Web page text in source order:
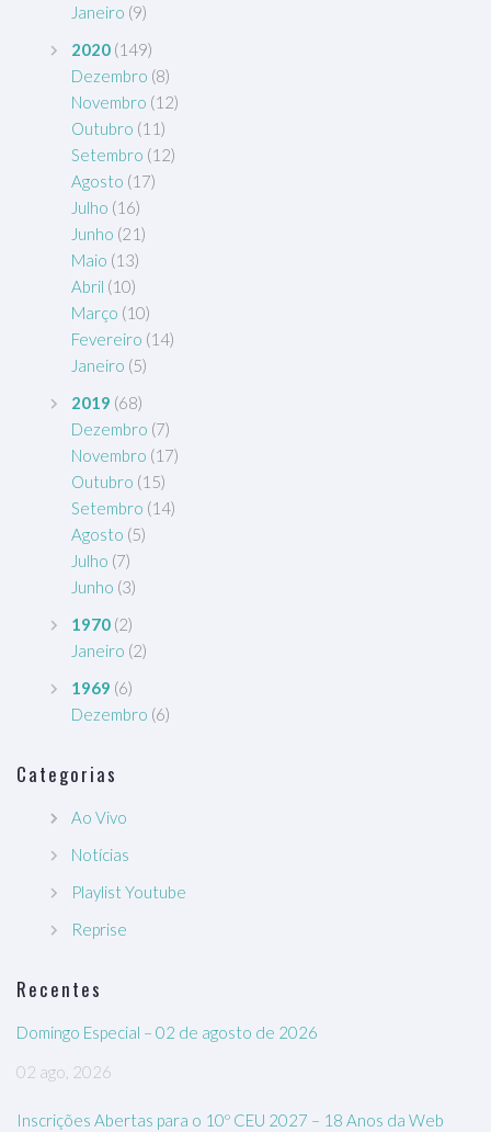
Janeiro (9)
2020 (149)
Dezembro (8)
Novembro (12)
Outubro (11)
Setembro (12)
Agosto (17)
Julho (16)
Junho (21)
Maio (13)
Abril (10)
Março (10)
Fevereiro (14)
Janeiro (5)
2019 (68)
Dezembro (7)
Novembro (17)
Outubro (15)
Setembro (14)
Agosto (5)
Julho (7)
Junho (3)
1970 (2)
Janeiro (2)
1969 (6)
Dezembro (6)
Categorias
Ao Vivo
Notícias
Playlist Youtube
Reprise
Recentes
Domingo Especial – 02 de agosto de 2026
02 ago, 2026
Inscrições Abertas para o 10º CEU 2027 – 18 Anos da Web